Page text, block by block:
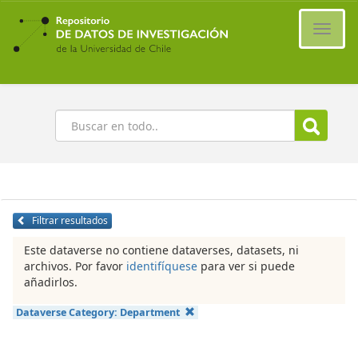
Ir
contenido
principal
Buscar
Filtrar resultados
Este dataverse no contiene dataverses, datasets, ni
archivos. Por favor identifíquese para ver si puede
añadirlos.
Dataverse Category: Department